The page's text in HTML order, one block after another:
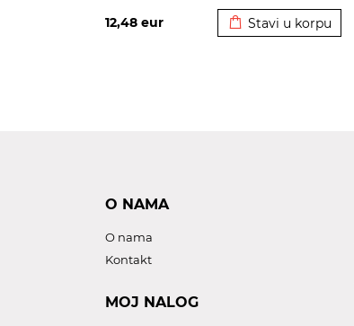
12,48 eur Stavi u korpu
O NAMA
O nama
Kontakt
MOJ NALOG